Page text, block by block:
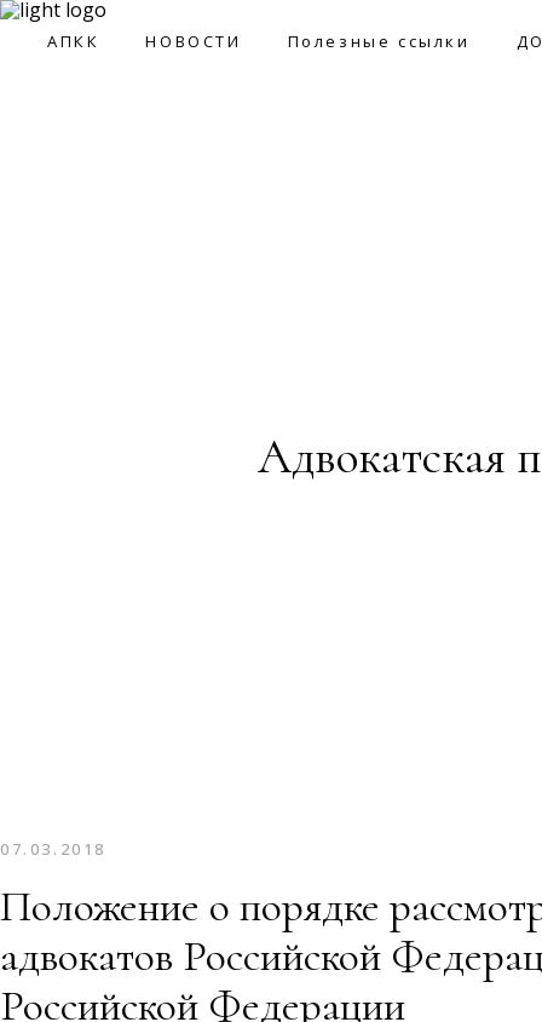
АПКК НОВОСТИ Полезные ссылки
Адвокатская
07.03.2018
Положение о порядке
адвокатов Российской
Российской Федерации